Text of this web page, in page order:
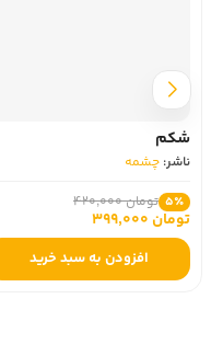
شکم
ناشر: چشمه
5٪ تومان 420,000
تومان 399,000
افزودن به سبد خرید